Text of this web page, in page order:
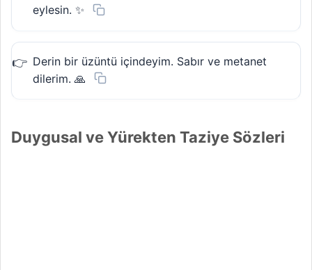
eylesin. ✨
Derin bir üzüntü içindeyim. Sabır ve metanet
dilerim. 🙏
Duygusal ve Yürekten Taziye Sözleri